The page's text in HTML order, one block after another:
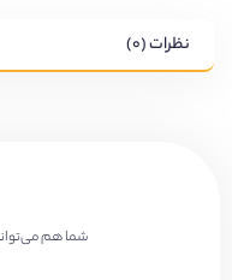
نظرات (۰)
شما هم